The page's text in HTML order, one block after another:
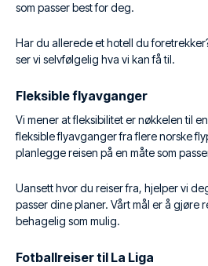
som passer best for deg.
Har du allerede et hotell du
ser vi selvfølgelig hva vi kan få til.
Fleksible flyavganger
Vi mener at fleksibilitet er nøkkelen til
fleksible flyavganger fra flere norske
planlegge reisen på en måte som
Uansett hvor du reiser fra, hjelper vi
passer dine planer. Vårt mål er å gjøre
behagelig som mulig.
Fotballreiser til La Liga